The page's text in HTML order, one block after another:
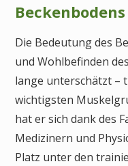
Beckenbodens
Die Bedeutung des
und Wohlbefinden
lange unterschätzt –
wichtigsten
hat er sich dank des
Medizinern und
Platz unter den